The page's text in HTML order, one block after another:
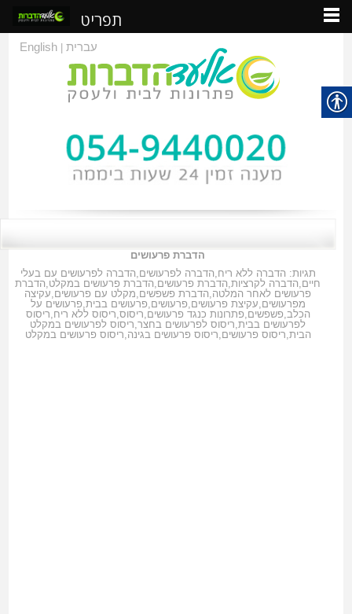
עברית|
English
הדברת פרעושים
תגיות: הדברה ללא ריח,הדברה לפרעושים,הדברה לפרעושים עם בעלי
חיים,הדברה לקרציות,הדברת פרעושים,הדברת פרעושים במקלט,הדברת
פרעושים לאחר המלטה,הדברת פשפשים,מקלט עם פרעושים,עקיצה
מפרעושים,עקיצת פרעושים,פרעושים,פרעושים בבית,פרעושים על
הכלב,פשפשים,פתרונות כנגד פרעושים,ריסוס,ריסוס ללא ריח,ריסוס
לפרעושים בבית,ריסוס לפרעושים בחצר,ריסוס לפרעושים במקלט
הבית,ריסוס פרעושים,ריסוס פרעושים בגינה,ריסוס פרעושים במקלט
תפריט